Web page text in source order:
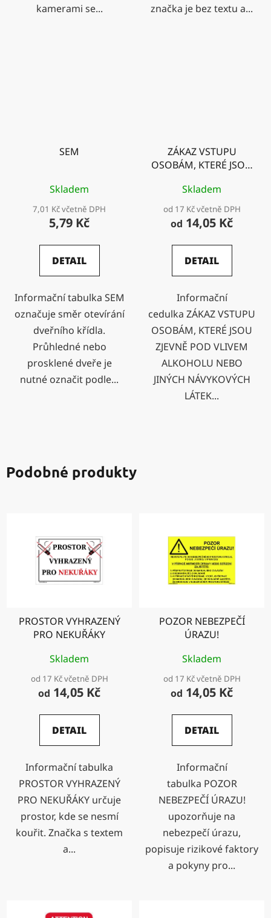
kamerami se...
značka je bez textu a...
SEM
Skladem
7,01 Kč včetně DPH
5,79 Kč
DETAIL
Informační tabulka SEM
označuje směr otevírání
dveřního křídla.
Průhledné nebo
prosklené dveře je
nutné označit podle...
ZÁKAZ VSTUPU
OSOBÁM, KTERÉ JSOU
ALKOHOLU NEBO
JINÝCH NÁVYKOVÝCH
LÁTEK
Skladem
od 17 Kč včetně DPH
od 14,05 Kč
DETAIL
Informační
cedulka ZÁKAZ VSTUPU
OSOBÁM, KTERÉ JSOU
ZJEVNĚ POD VLIVEM
ALKOHOLU NEBO
JINÝCH NÁVYKOVÝCH
LÁTEK...
Podobné produkty
PROSTOR VYHRAZENÝ
PRO NEKUŘÁKY
Skladem
od 17 Kč včetně DPH
od 14,05 Kč
DETAIL
Informační tabulka
PROSTOR VYHRAZENÝ
PRO NEKUŘÁKY určuje
prostor, kde se nesmí
kouřit. Značka s textem
a...
POZOR NEBEZPEČÍ
ÚRAZU!
Skladem
od 17 Kč včetně DPH
od 14,05 Kč
DETAIL
Informační
tabulka POZOR
NEBEZPEČÍ ÚRAZU!
upozorňuje na
nebezpečí úrazu,
popisuje rizikové faktory
a pokyny pro...